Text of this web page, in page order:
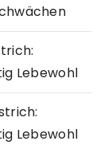
Lebewohl
Lebewohl